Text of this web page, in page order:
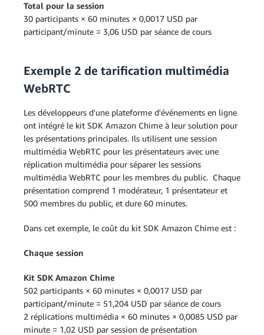
Total pour la session
30 participants × 60 minutes × 0,0017 USD par
participant/minute = 3,06 USD par séance de cours
Exemple 2 de tarification multimédia
WebRTC
Les développeurs d'une plateforme d'événements en ligne
ont intégré le kit SDK Amazon Chime à leur solution pour
les présentations principales. Ils utilisent une session
multimédia WebRTC pour les présentateurs avec une
réplication multimédia pour séparer les sessions
multimédia WebRTC pour les membres du public. Chaque
présentation comprend 1 modérateur, 1 présentateur et
500 membres du public, et dure 60 minutes.
Dans cet exemple, le coût du kit SDK Amazon Chime est :
Chaque session
Kit SDK Amazon Chime
502 participants × 60 minutes × 0,0017 USD par
participant/minute = 51,204 USD par séance de cours
2 réplications multimédia × 60 minutes × 0,0085 USD par
minute = 1,02 USD par session de présentation